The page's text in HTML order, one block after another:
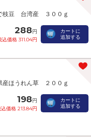
枝豆 台湾産 ３００ｇ
288円
込価格 311.04円
カートに
追加する
産ほうれん草 ２００ｇ
198円
込価格 213.84円
カートに
追加する